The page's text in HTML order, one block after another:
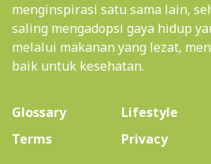
menginspirasi satu sama lain,
saling mengadopsi gaya hidup
melalui makanan yang lezat,
baik untuk kesehatan.
Glossary Lifestyle
Terms
Privacy